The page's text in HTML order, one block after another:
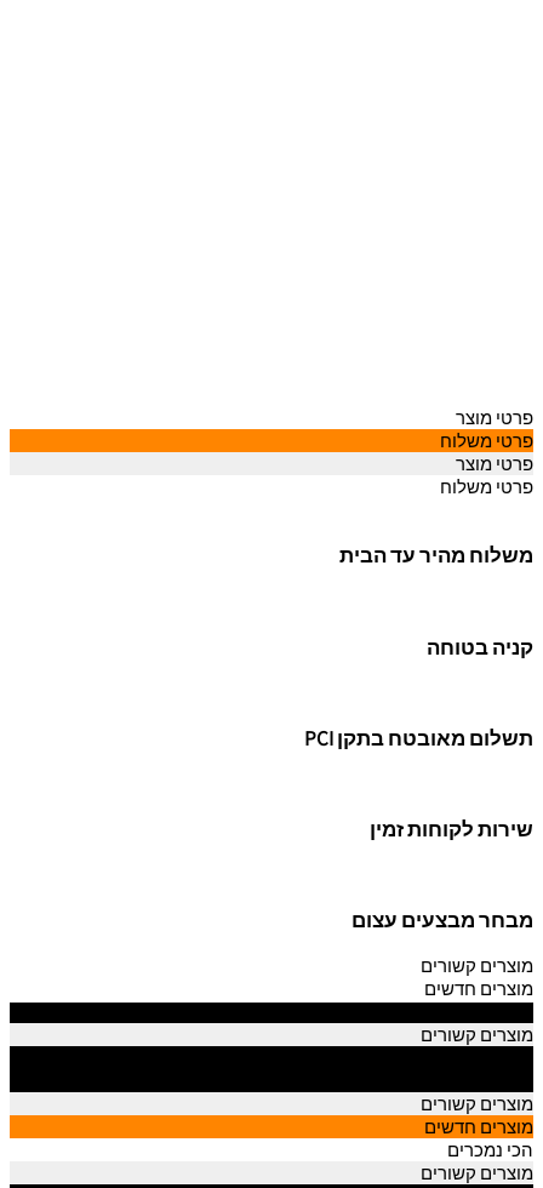
פרטי מוצר
פרטי משלוח
פרטי מוצר
פרטי משלוח
משלוח מהיר עד הבית
קניה בטוחה
תשלום מאובטח בתקן PCI
שירות לקוחות זמין
מבחר מבצעים עצום
מוצרים קשורים
מוצרים חדשים
מוצרים קשורים
מוצרים קשורים
מוצרים חדשים
הכי נמכרים
מוצרים קשורים